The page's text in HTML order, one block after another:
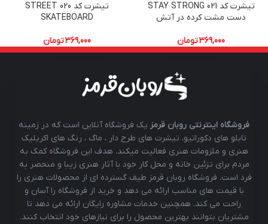
تیشرت کد 021 STAY STRONG
دست مشت کرده در آتش
369,000تومان
تیشرت کد 020 STREET
SKATEBOARD
369,000تومان
فروشگاه اینترنتی روبان قرمز یک فروشگاه آنلاین است که در زمینه
تابلو های دکوراتیو، تیشرت های طرح دار ، ماگ ، رنگ های اکریلیک
هنری و ملزومات هنری فعالیت میکند. هدف این فروشگاه کمک به
مردم برای تزئین خانه و محل کار خود با آثار هنری زیبا و منحصر به
فرد است. فروشگاه روبان قرمز طیف گسترده ای از محصولات هنری را
با قیمت های مناسب ارائه می دهد و خرید از فروشگاه را آسان و
راحت می کند. همچنین خدمات مشاوره رایگان ارائه می دهد تا
مشتریان بتوانند بهترین محصول را برای نیازهای خود انتخاب کنند.